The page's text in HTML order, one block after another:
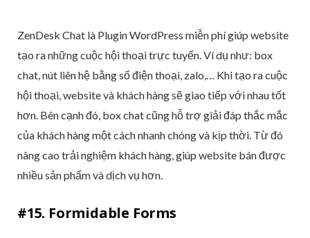
ZenDesk Chat là Plugin WordPress miễn phí giúp website
tạo ra những cuộc hội thoại trực tuyến. Ví dụ như: box
chat, nút liên hệ bằng số điện thoại, zalo,… Khi tạo ra cuộc
hội thoại, website và khách hàng sẽ giao tiếp với nhau tốt
hơn. Bên cạnh đó, box chat cũng hỗ trợ giải đáp thắc mắc
của khách hàng một cách nhanh chóng và kịp thời. Từ đó
nâng cao trải nghiệm khách hàng, giúp website bán được
nhiều sản phẩm và dịch vụ hơn.
#15. Formidable Forms